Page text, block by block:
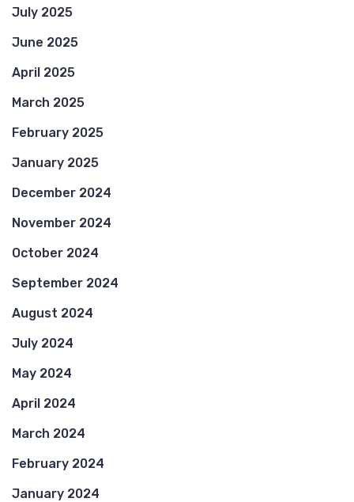
July 2025
June 2025
April 2025
March 2025
February 2025
January 2025
December 2024
November 2024
October 2024
September 2024
August 2024
July 2024
May 2024
April 2024
March 2024
February 2024
January 2024